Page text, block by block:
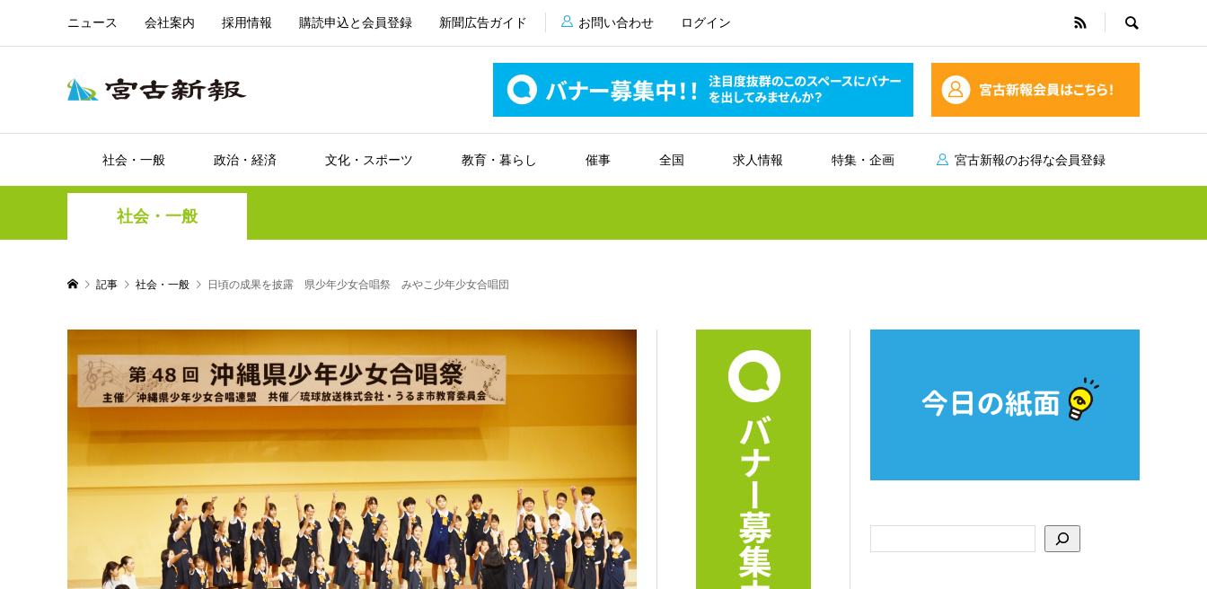
ニュース 会社案内 採用情報 購読申込と会員登録 新聞広告ガイド お問い合わせ ログイン
社会・一般 政治・経済 文化・スポーツ 教育・暮らし 催事 全国 求人情報 特集・企画 宮古新報のお得な会員登録
社会・一般
記事 社会・一般 日頃の成果を披露 県少年少女合唱祭 みやこ少年少女合唱団